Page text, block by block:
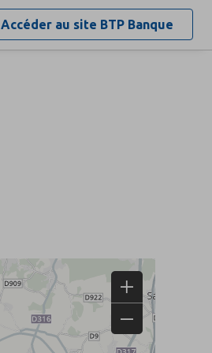
Accéder au site BTP Banque